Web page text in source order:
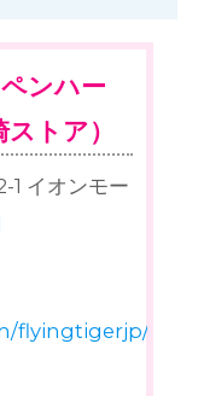
ンハー
トア）
1 イオンモー
flyingtigerjp/